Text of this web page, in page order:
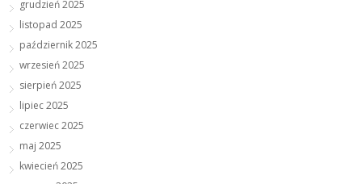
grudzień 2025
listopad 2025
październik 2025
wrzesień 2025
sierpień 2025
lipiec 2025
czerwiec 2025
maj 2025
kwiecień 2025